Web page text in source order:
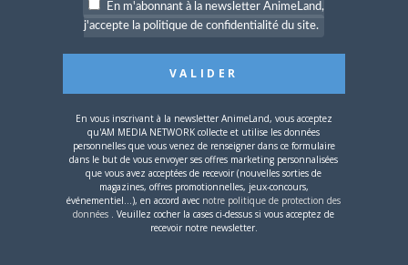
10 OCTOBRE 2018 0
My Sister, My Writer
Vous devezvous connecterpour laisser un
commentaire.
En m'abonnant à la newsletter AnimeLand,
j'accepte la politique de confidentialité du site.
En vous inscrivant à la newsletter AnimeLand, vous acceptez
qu'AM MEDIA NETWORK collecte et utilise les données
personnelles que vous venez de renseigner dans ce formulaire
dans le but de vous envoyer ses offres marketing personnalisées
que vous avez acceptées de recevoir (nouvelles sorties de
magazines, offres promotionnelles, jeux-concours,
événementiel...), en accord avec notre politique de protection des
données . Veuillez cocher la cases ci-dessus si vous acceptez de
recevoir notre newsletter.